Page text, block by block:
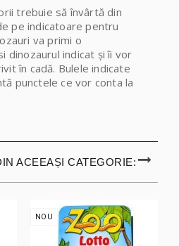
trebuie să învârtă din
pe indicatoare pentru
va primi o
dinozaurul indicat și îi vor
în cadă. Bulele indicate
punctele ce vor conta la
ACEEAȘI CATEGORIE:
NOU